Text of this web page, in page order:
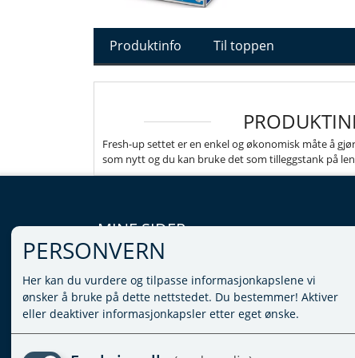
Produktinfo Til toppen
Fresh-up settet er en enkel og økonomisk måte å
som nytt og du kan bruke det som tilleggstank på
MINE SIDER
LOGG INN
VILKÅR
PERSONVERNERKLÆRING
ADMINISTRER COOKIES
PERSONVERN
Her kan du vurdere og tilpasse informasjonkapslene vi
ønsker å bruke på dette nettstedet. Du bestemmer! Aktiver
eller deaktiver informasjonkapsler etter eget ønske.